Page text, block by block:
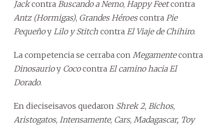
Jackcontra Buscando a Nemo, Happy Feetcontra
Antz (Hormigas), Grandes Héroescontra Pie
Pequeñoy Lilo y Stitch contra El Viaje de Chihiro.
La competencia se cerraba con Megamentecontra
Dinosaurioy Cococontra El camino hacia El
Dorado.
En dieciseisavos quedaron Shrek 2, Bichos,
Aristogatos, Intensamente, Cars, Madagascar, Toy